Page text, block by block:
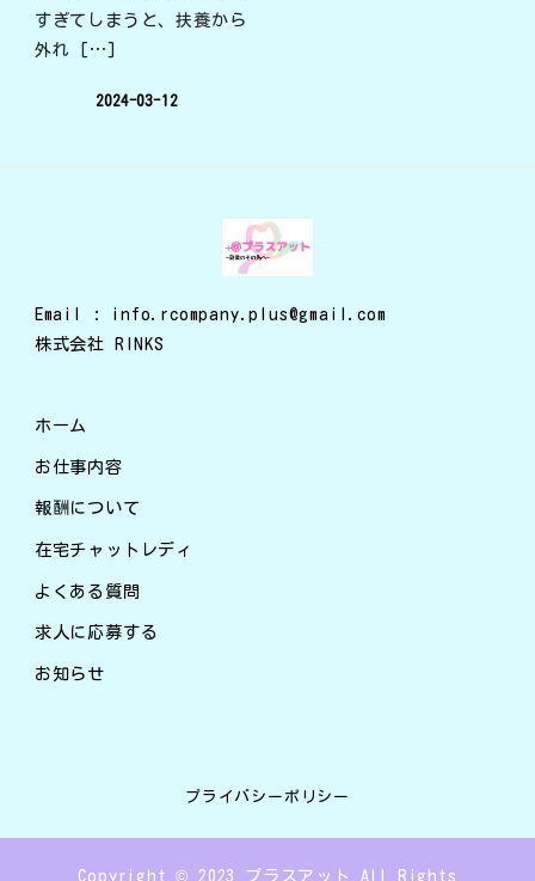
すぎてしまうと、扶養から
外れ […]
2024-03-12
Email : info.rcompany.plus@gmail.com
株式会社 RINKS
ホーム
お仕事内容
報酬について
在宅チャットレディ
よくある質問
求人に応募する
お知らせ
プライバシーポリシー
Copyright © 2023 プラスアット All Rights